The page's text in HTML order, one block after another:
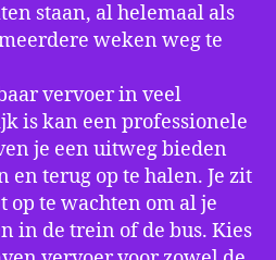
staan, al helemaal als
weken weg te
vervoer in veel
is kan een professionele
je een uitweg bieden
en terug op te halen. Je zit
te wachten om al je
in de trein of de bus. Kies